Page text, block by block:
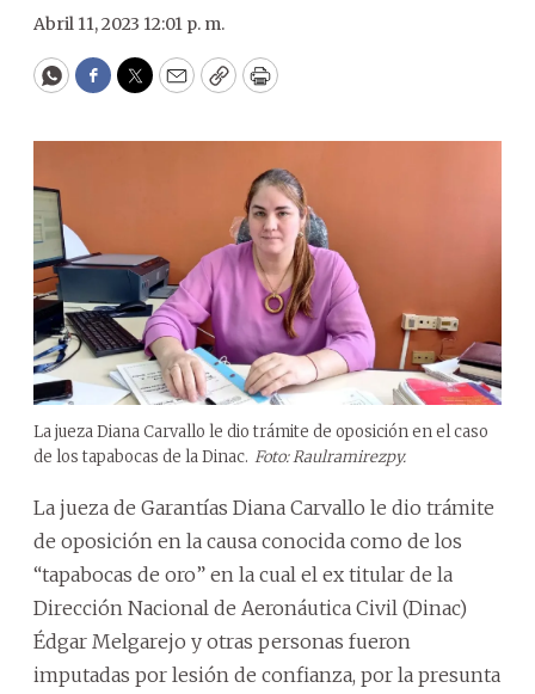
Abril 11, 2023 12:01 p. m.
WhatsApp
Facebook
Twitter
EmailCopyPrint
La jueza Diana Carvallo le dio trámite de oposición en el caso
de los tapabocas de la Dinac. Foto: Raulramirezpy.
La jueza de Garantías Diana Carvallo le dio trámite
de oposición en la causa conocida como de los
“tapabocas de oro” en la cual el ex titular de la
Dirección Nacional de Aeronáutica Civil (Dinac)
Édgar Melgarejo y otras personas fueron
imputadas por lesión de confianza, por la presunta